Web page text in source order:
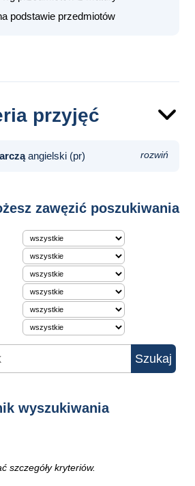
podstawie przedmiotów
przyjęć
rozwiń
angielski (pr)
zawęzić poszukiwania
wyszukiwania
szczegóły kryteriów.